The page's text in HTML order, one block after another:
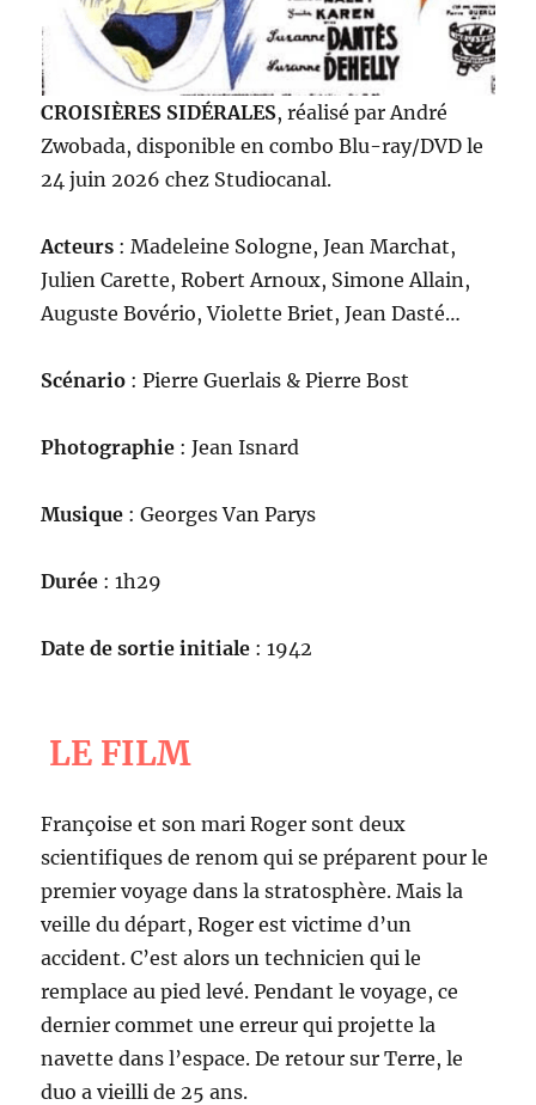
CROISIÈRES SIDÉRALES, réalisé par André
Zwobada, disponible en combo Blu-ray/DVD le
24 juin 2026 chez Studiocanal.
Acteurs : Madeleine Sologne, Jean Marchat,
Julien Carette, Robert Arnoux, Simone Allain,
Auguste Bovério, Violette Briet, Jean Dasté…
Scénario : Pierre Guerlais & Pierre Bost
Photographie : Jean Isnard
Musique : Georges Van Parys
Durée : 1h29
Date de sortie initiale : 1942
LE FILM
Françoise et son mari Roger sont deux
scientifiques de renom qui se préparent pour le
premier voyage dans la stratosphère. Mais la
veille du départ, Roger est victime d’un
accident. C’est alors un technicien qui le
remplace au pied levé. Pendant le voyage, ce
dernier commet une erreur qui projette la
navette dans l’espace. De retour sur Terre, le
duo a vieilli de 25 ans.